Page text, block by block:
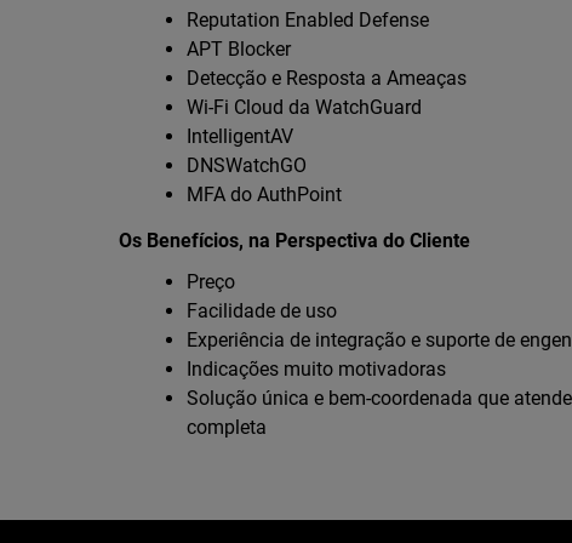
Reputation Enabled Defense
APT Blocker
Detecção e Resposta a Ameaças
Wi-Fi Cloud da WatchGuard
IntelligentAV
DNSWatchGO
MFA do AuthPoint
Os Benefícios, na Perspectiva do Cliente
Preço
Facilidade de uso
Experiência de integração e suporte de
Indicações muito motivadoras
Solução única e bem-coordenada que
completa